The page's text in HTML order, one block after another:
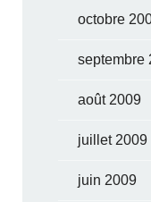
octobre
septembre
août 2009
juillet 2009
juin 2009